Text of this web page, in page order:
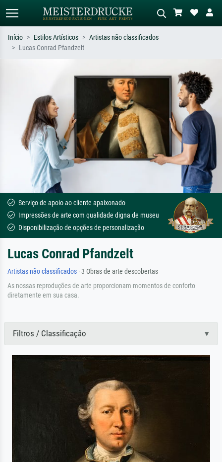
Descreva a cena – ex: prado verde,
abstrato com muito vermelho, pintura
a óleo escura, nu em pé ao lado de
Início Estilos Artísticos
Artistas não classificados
Lucas Conrad Pfandzelt
Serviço de apoio ao cliente apaixonado
Impressões de arte com qualidade digna de museu
Disponibilização de opções de personalização
Lucas Conrad Pfandzelt
Artistas não classificados · 3 Obras de arte descobertas
As nossas reproduções de arte proporcionam momentos de conforto
diretamente em sua casa.
Filtros / Classificação